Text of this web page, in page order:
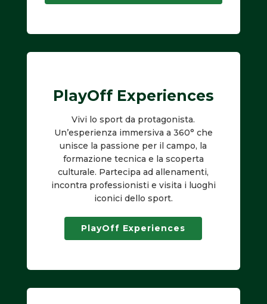
PlayOff Experiences
Vivi lo sport da protagonista.
Un’esperienza immersiva a 360° che
unisce la passione per il campo, la
formazione tecnica e la scoperta
culturale. Partecipa ad allenamenti,
incontra professionisti e visita i luoghi
iconici dello sport.
PlayOff Experiences